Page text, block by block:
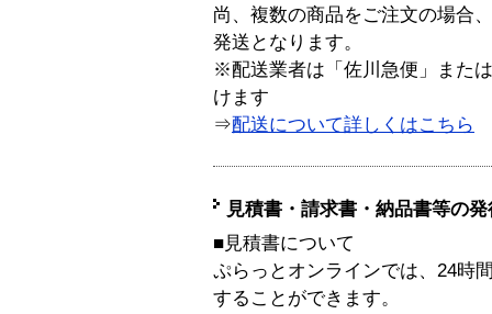
尚、複数の商品をご注文の場合
発送となります。
※配送業者は「佐川急便」また
けます
⇒配送について詳しくはこちら
見積書・請求書・納品書等の
■見積書について
ぷらっとオンラインでは、24時
することができます。